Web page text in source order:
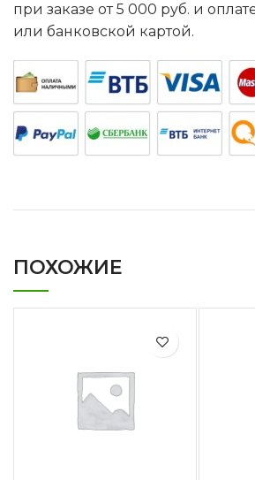
при заказе от 5 000 руб. и
или банковской картой.
ПОХОЖИЕ